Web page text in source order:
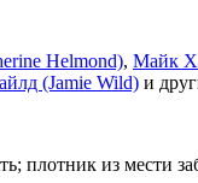
Helmond), Майк
(Jamie Wild) и
плотник из мести